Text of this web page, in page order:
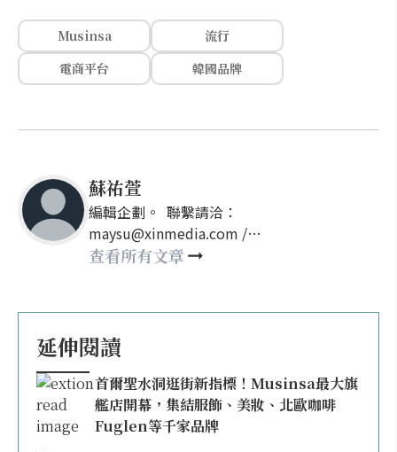
Musinsa
流行
電商平台
韓國品牌
蘇祐萱
編輯企劃。 聯繫請洽：
maysu@xinmedia.com /
may860527@gmail.com
查看所有文章
延伸閱讀
首爾聖水洞逛街新指標！Musinsa最大旗
艦店開幕，集結服飾、美妝、北歐咖啡
Fuglen等千家品牌